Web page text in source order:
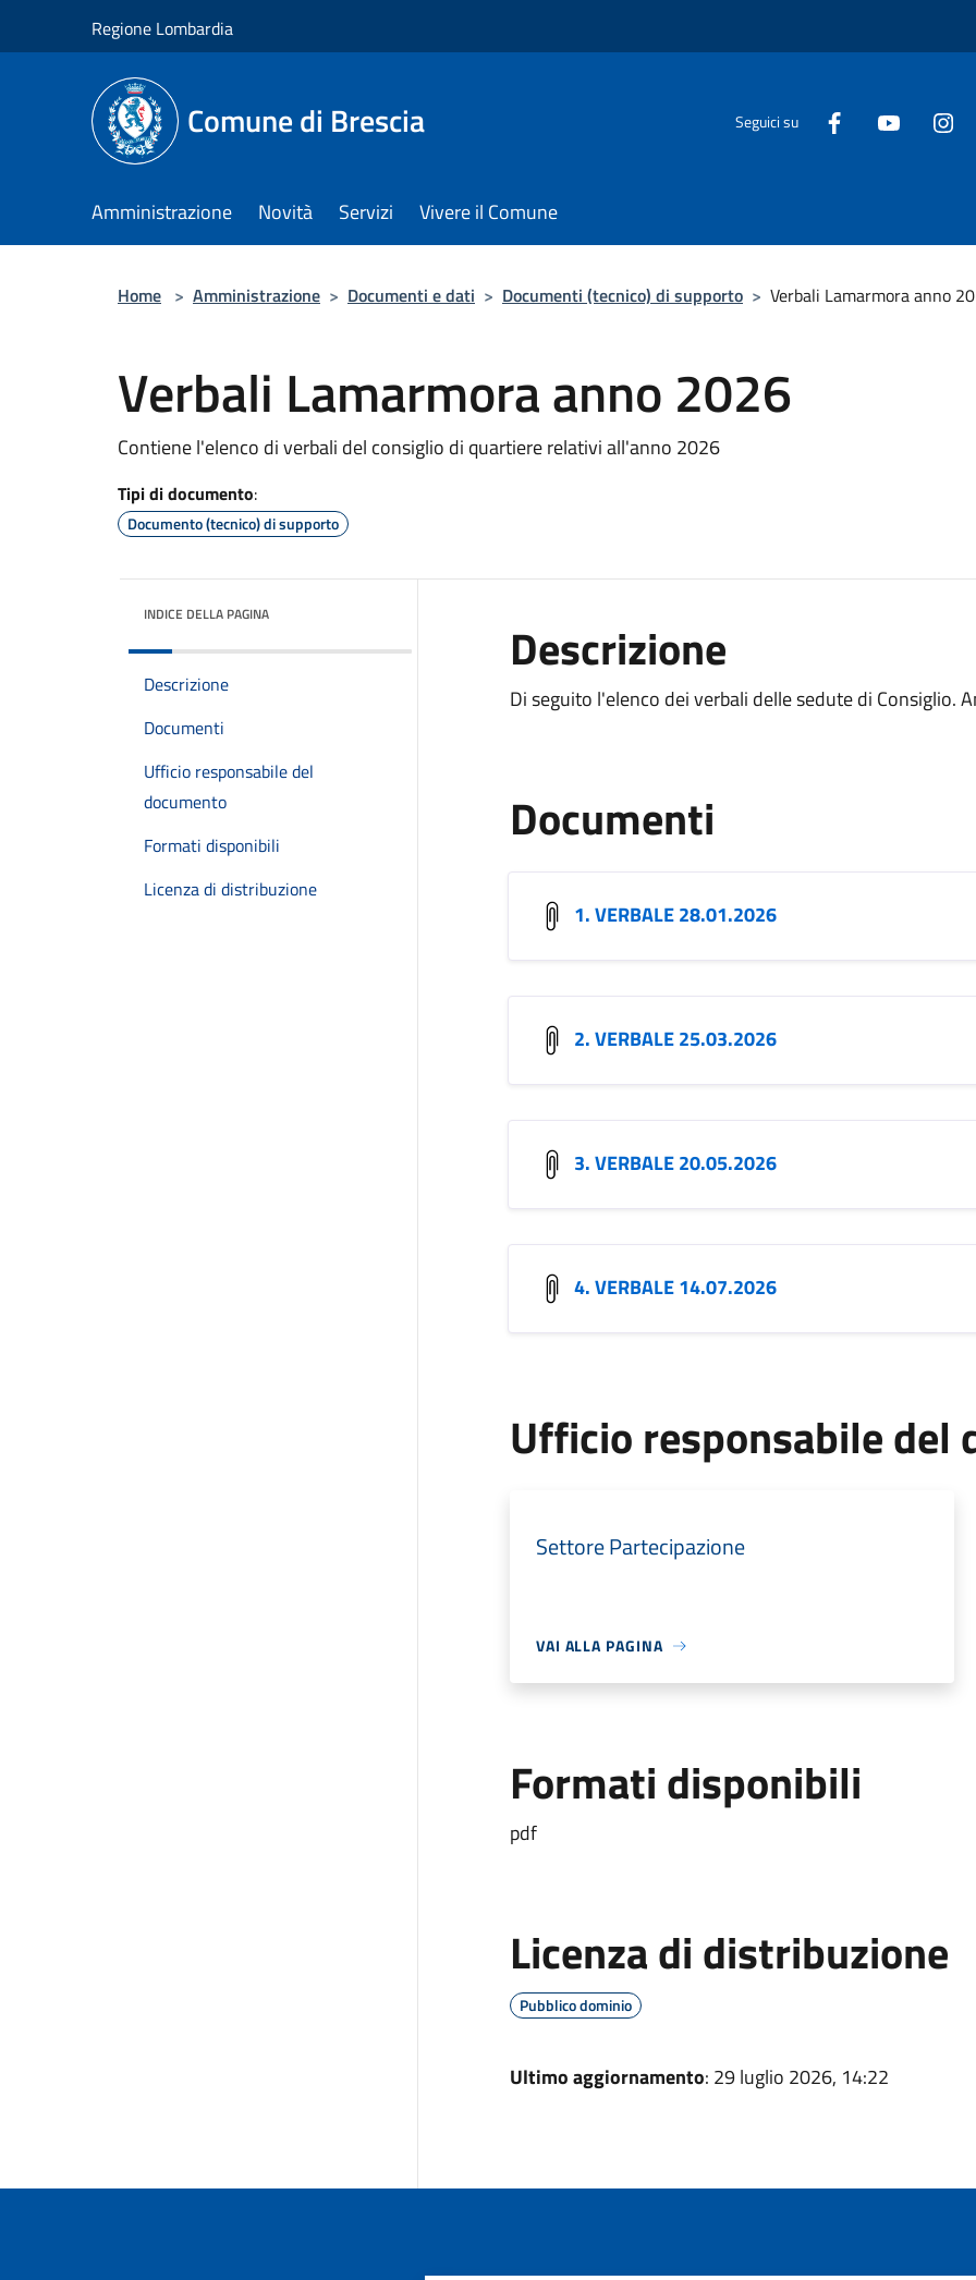
Regione Lombardia
Comune di Brescia Seguici su
Amministrazione Novità Servizi Vivere il Comune
Home > Amministrazione > Documenti e dati > Documenti (tecnico) di supporto > Verbali Lamarmora anno
Verbali Lamarmora anno 2026
Contiene l'elenco di verbali del consiglio di quartiere relativi all'anno 2026
Tipi di documento:
Documento (tecnico) di supporto
INDICE DELLA PAGINA
Descrizione
Documenti
Ufficio responsabile del
documento
Formati disponibili
Licenza di distribuzione
Descrizione
Di seguito l'elenco dei verbali delle sedute di Consiglio.
Documenti
1. VERBALE 28.01.2026
2. VERBALE 25.03.2026
3. VERBALE 20.05.2026
4. VERBALE 14.07.2026
Ufficio responsabile del
Settore Partecipazione
VAI ALLA PAGINA
Formati disponibili
pdf
Licenza di distribuzione
Pubblico dominio
Ultimo aggiornamento: 29 luglio 2026, 14:22